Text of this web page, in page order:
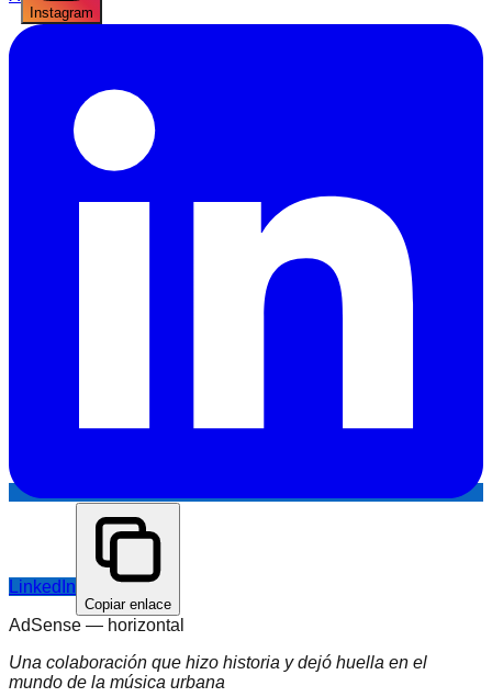
Instagram
LinkedIn
Copiar enlace
AdSense — horizontal
Una colaboración que hizo historia y dejó huella en el
mundo de la música urbana